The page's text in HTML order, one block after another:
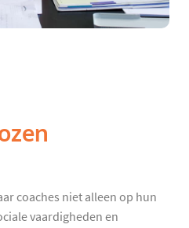
coaches niet alleen op hun
vaardigheden en